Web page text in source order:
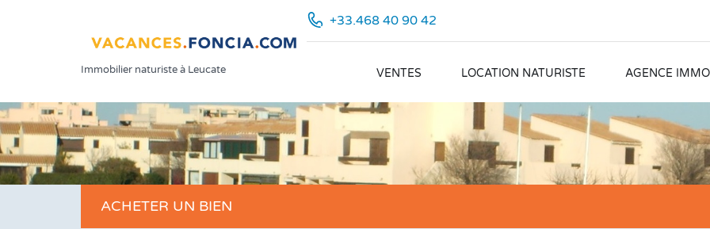
Immobilier naturiste à Leucate
+33.468 40 90 42
VENTES LOCATION NATURISTE AGENCE
ACHETER UN BIEN